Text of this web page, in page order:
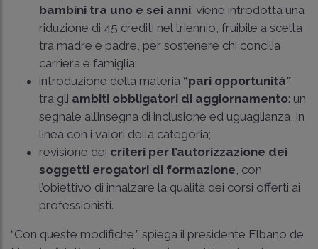
bambini tra uno e sei anni: viene introdotta una
riduzione di 45 crediti nel triennio, fruibile a scelta
tra madre e padre, per sostenere chi concilia
carriera e famiglia;
introduzione della materia “pari opportunità”
tra gli ambiti obbligatori di aggiornamento: un
segnale all’insegna di inclusione ed uguaglianza, in
linea con i valori della categoria;
revisione dei criteri per l’autorizzazione dei
soggetti erogatori di formazione , con
l’obiettivo di innalzare la qualità dei corsi offerti ai
professionisti.
“Con queste modifiche,” spiega il presidente Elbano de